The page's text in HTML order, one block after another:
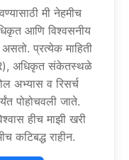
मी नेहमीच
आणि विश्वसनीय
प्रत्येक माहिती
अधिकृत संकेतस्थळे
अभ्यास व रिसर्च
पोहोचवली जाते.
हीच माझी खरी
कटिबद्ध राहीन.